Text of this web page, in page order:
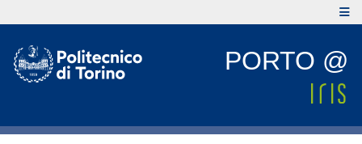
PORTO @